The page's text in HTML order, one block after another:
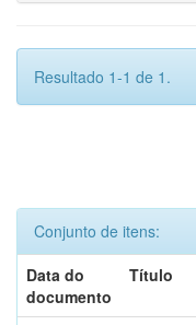
Resultado 1-1 de 1.
Conjunto de itens:
Data do
documento
Título